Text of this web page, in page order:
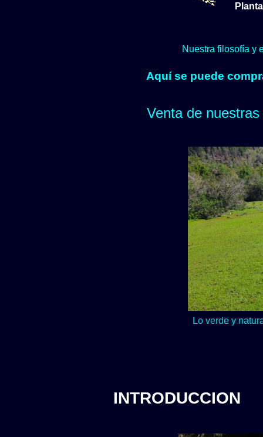
Nuestra filosofía y
Aquí se puede
Venta de
Lo verde y
INTRODUCCION